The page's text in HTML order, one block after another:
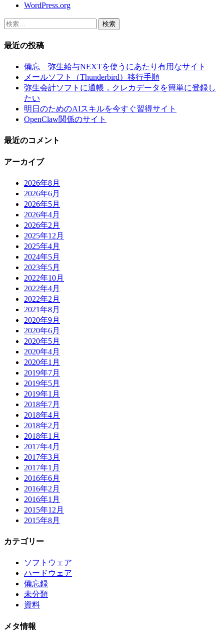
WordPress.org
検
最近の投稿
備忘 弥生給与NEXTを使うにあたり有用なサイト
メールソフト（Thunderbird）移行手順
弥生会計ソフトに通帳，クレカデータを簡単に登録し
たい
明日のためのAIスキルを今すぐ習得サイト
OpenClaw関係のサイト
最近のコメント
アーカイブ
2026年8月
2026年6月
2026年5月
2026年4月
2026年2月
2025年12月
2025年4月
2024年5月
2023年5月
2022年10月
2022年4月
2022年2月
2021年8月
2020年9月
2020年6月
2020年5月
2020年4月
2020年1月
2019年7月
2019年5月
2019年1月
2018年7月
2018年4月
2018年2月
2018年1月
2017年4月
2017年3月
2017年1月
2016年6月
2016年2月
2016年1月
2015年12月
2015年8月
カテゴリー
ソフトウェア
ハードウェア
備忘録
未分類
資料
メタ情報